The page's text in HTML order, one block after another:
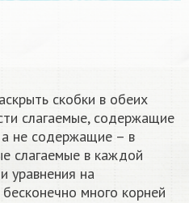
скобки в обеих
слагаемые, содержащие
а не содержащие – в
слагаемые в каждой
уравнения на
много корней​